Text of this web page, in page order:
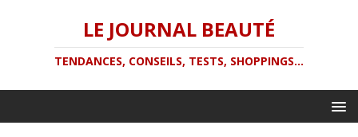
LE JOURNAL BEAUTÉ
TENDANCES, CONSEILS, TESTS, SHOPPINGS...